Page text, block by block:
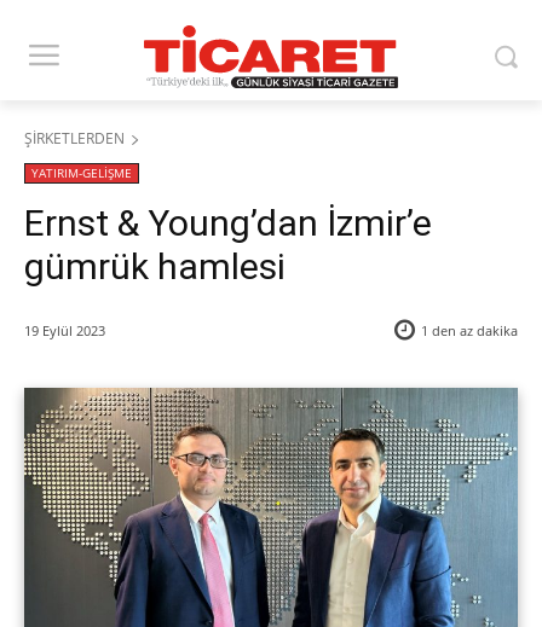
ŞİRKETLERDEN
YATIRIM-GELİŞME
Ernst & Young’dan İzmir’e
gümrük hamlesi
19 Eylül 2023 1 den az dakika